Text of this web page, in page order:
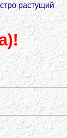
растущий